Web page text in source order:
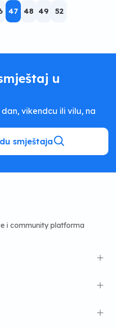
47 48 49 52
u
vikendcu ili vilu, na
smještaja
i community platforma